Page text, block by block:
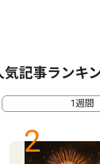
記事ランキ
1週間
2